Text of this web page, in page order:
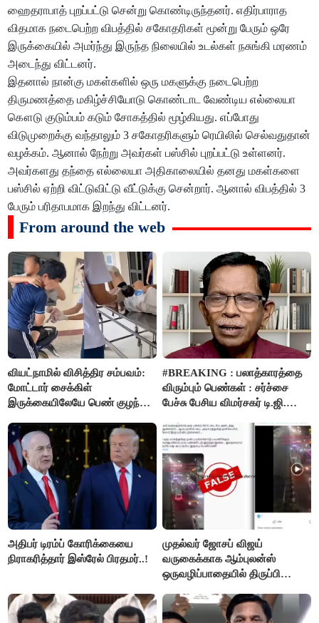
ஹைதராபாத் புறப்பட்டு சென்று கொண்டிருந்தனர். எதிர்பாராத
விதமாக நடைபெற்ற விபத்தில் சகோதரிகள் மூன்று பேரும் ஒரே
இருக்கையில் அமர்ந்து இருந்த நிலையில் உடல்கள் நசுங்கி மரணம்
அடைந்து விட்டனர்.
இதனால் நான்கு மகள்களில் ஒரு மகளுக்கு நடைபெற்ற
திருமணத்தை மகிழ்ச்சியோடு கொண்டாட வேண்டிய எல்லையா
கௌடு குடும்பம் கடும் சோகத்தில் மூழ்கியது. எப்போது
விடுமுறைக்கு வந்தாலும் 3 சகோதரிகளும் ரெயிலில் செல்வதுதான்
வழக்கம். ஆனால் நேற்று அவர்கள் பஸ்சில் புறப்பட்டு உள்ளனர்.
அவர்களது தந்தை எல்லையா அதிகாலையில் தனது மகள்களை
பஸ்சில் ஏற்றி விட்டுவிட்டு வீட்டுக்கு சென்றார். ஆனால் விபத்தில் 3
பேரும் பரிதாபமாக இறந்து விட்டனர்.
From around the web
வியட்நாமில் விசித்திர சம்பவம்:
மோட்டார் சைக்கிள்
இருக்கையிலேயே பெண் குழந்தை
#BREAKING : பலாத்காரத்தை
விரும்பும் பெண்கள் : சர்ச்சை
பேச்சு பேசிய விமர்சகர் டி.ஜி.
அதிபர் டிரம்ப் கோரிக்கையை
நிராகரித்தார் இஸ்ரேல் பிரதமர்..!
முதல்வர் ஜோசப் விஜய்
வருகைக்காக ஆம்புலன்ஸ்
ஒருவழிப்பாதையில் திருப்பி
தான்..!